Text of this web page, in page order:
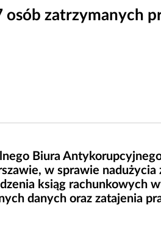
zatrzymanych
Biura
w sprawie nadużycia
ksiąg rachunkowych
danych oraz zatajenia